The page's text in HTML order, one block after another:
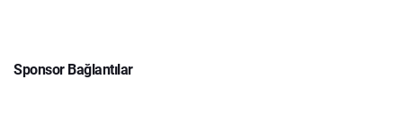
Sponsor Bağlantılar